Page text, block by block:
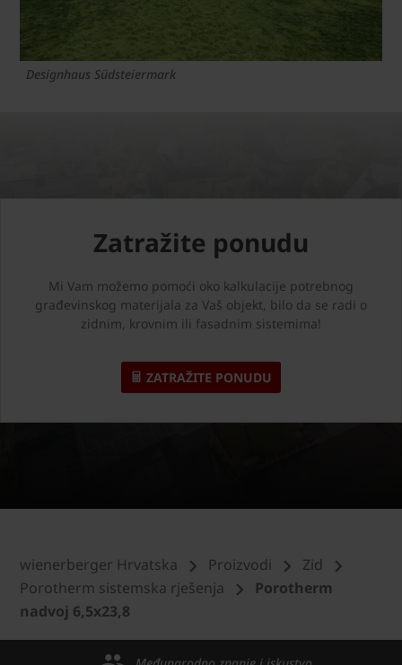
Designhaus Südsteiermark
Zatražite ponudu
Mi Vam možemo pomoći oko kalkulacije potrebnog
građevinskog materijala za Vaš objekt, bilo da se radi o
zidnim, krovnim ili fasadnim sistemima!
ZATRAŽITE PONUDU
wienerberger Hrvatska Proizvodi
Zid
Porotherm sistemska rješenja
Porotherm
nadvoj 6,5x23,8